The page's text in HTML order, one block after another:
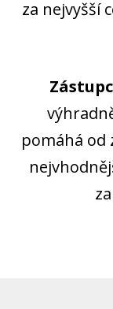
za nejvyšší
pomáhá od